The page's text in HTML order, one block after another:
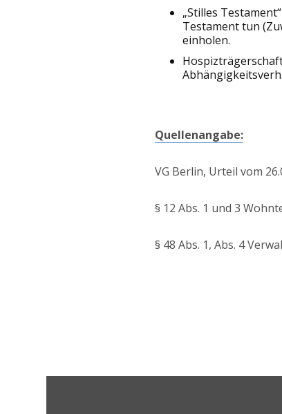
„Stilles
Testament tun
einholen.
Quellenangabe:
VG Berlin, Urteil vom
§ 12 Abs. 1 und 3
§ 48 Abs. 1, Abs. 4